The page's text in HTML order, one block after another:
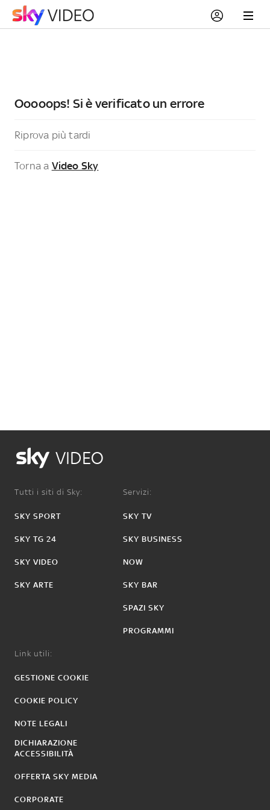
Ooooops! Si è verificato un errore
Riprova più tardi
Torna a Video Sky
VIDEO
Tutti i siti di Sky:
SKY SPORT
SKY TG 24
SKY VIDEO
SKY ARTE
Servizi:
SKY TV
SKY BUSINESS
NOW
SKY BAR
SPAZI SKY
PROGRAMMI
Link utili:
GESTIONE COOKIE
COOKIE POLICY
NOTE LEGALI
DICHIARAZIONE
ACCESSIBILITÀ
OFFERTA SKY MEDIA
CORPORATE